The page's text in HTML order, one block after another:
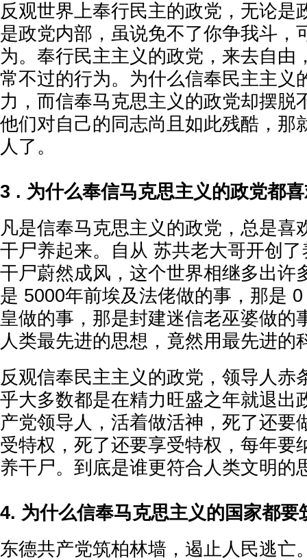
反观世界上奉行民主的政党，无论是
是政党内部，虽说免不了你争我斗，
为。奉行民主主义的政党，来去自由
常不过的行为。为什么信奉民主主义
力，而信奉马克思主义的政党却摆脱
他们对自己的同志尚且如此残酷，那
人了。
3 . 为什么奉信马克思主义的政党都
凡是信奉马克思主义的政党，总是喜
干尸养起来。自从 苏共老大哥开创
干尸蔚然成风，这个世界相继多出许
是 5000年前埃及法佬做的事，那是
皇做的事，那是封建迷信老巫婆做的
人类最先进的思想，竟然用最先进的
反观信奉民主主义的政党，领导人赤
乎大多数都是在精力旺盛之年就退出
产党领导人，活着做活神，死了还要
受特权，死了还要享受特权，每年要
养干尸。到底是谁更符合人类文明的
4. 为什么信奉马克思主义的国家都要
东德共产党筑柏林墙，遏止人民逃亡